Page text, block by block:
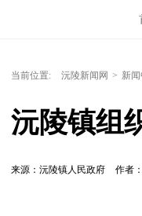
当前位置: 沅陵新闻网 > 新
沅陵镇组
来源：沅陵镇人民政府 作者